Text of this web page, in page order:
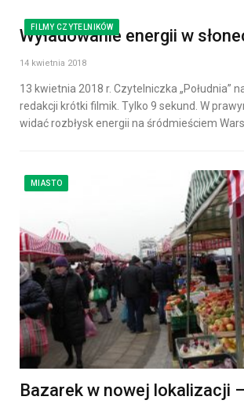
FILMY CZYTELNIKÓW
Wyładowanie energii w
14 kwietnia 2018
13 kwietnia 2018 r. Czytelniczka „Południa”
redakcji krótki filmik. Tylko 9 sekund. W
widać rozbłysk energii na śródmieściem
MIASTO
Bazarek w nowej lokalizacji